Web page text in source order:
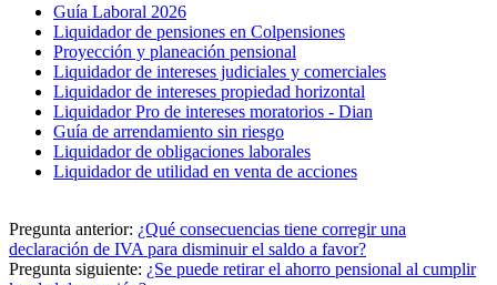
Guía Laboral 2026
Liquidador de pensiones en Colpensiones
Proyección y planeación pensional
Liquidador de intereses judiciales y comerciales
Liquidador de intereses propiedad horizontal
Liquidador Pro de intereses moratorios - Dian
Guía de arrendamiento sin riesgo
Liquidador de obligaciones laborales
Liquidador de utilidad en venta de acciones
Pregunta anterior: ¿Qué consecuencias tiene corregir una
declaración de IVA para disminuir el saldo a favor?
Pregunta siguiente: ¿Se puede retirar el ahorro pensional al cumplir